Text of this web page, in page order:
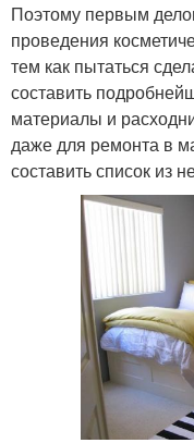
Поэтому первым
проведения
тем как пытаться
составить
материалы и
даже для ремонта в
составить список из